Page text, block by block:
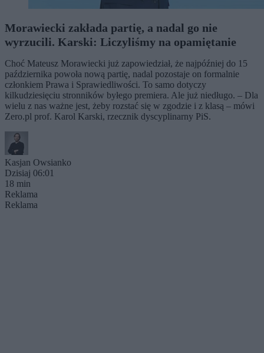
Morawiecki zakłada partię, a nadal go nie
wyrzucili. Karski: Liczyliśmy na opamiętanie
Choć Mateusz Morawiecki już zapowiedział, że najpóźniej do 15
października powoła nową partię, nadal pozostaje on formalnie
członkiem Prawa i Sprawiedliwości. To samo dotyczy
kilkudziesięciu stronników byłego premiera. Ale już niedługo. – Dla
wielu z nas ważne jest, żeby rozstać się w zgodzie i z klasą – mówi
Zero.pl prof. Karol Karski, rzecznik dyscyplinarny PiS.
Kasjan Owsianko
Dzisiaj 06:01
18 min
Reklama
Reklama